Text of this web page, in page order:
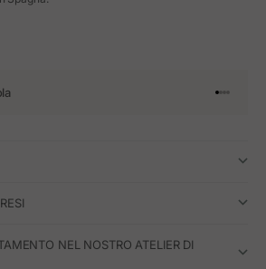
Vai
Vai
Vai
Vai
NEL NOSTRO ATELIER DI